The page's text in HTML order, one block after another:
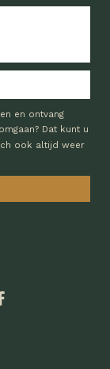
en ontvang
Dat kunt u
ook altijd weer